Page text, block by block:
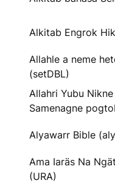
Alkitab Engrok
Allahle a neme
(setDBL)
Allahri Yubu
Samenagne
Alyawarr Bible
Ama Iaräs Na
(URA)